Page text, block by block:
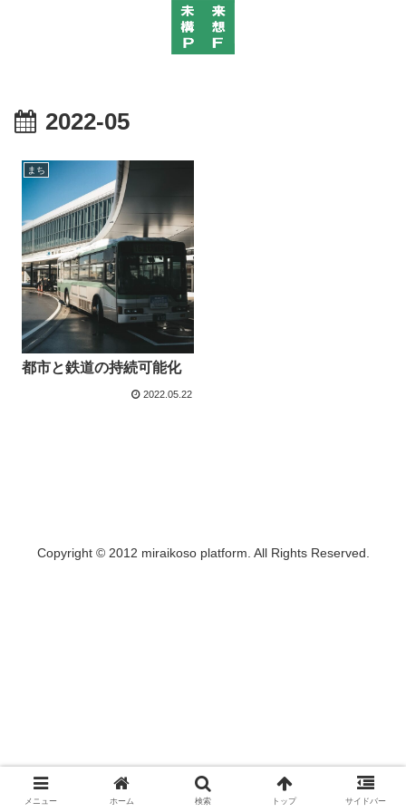
2022-05
まち
都市と鉄道の持続可能化
2022.05.22
Copyright © 2012 miraikoso platform. All Rights Reserved.
メニュー ホーム 検索 トップ サイドバー